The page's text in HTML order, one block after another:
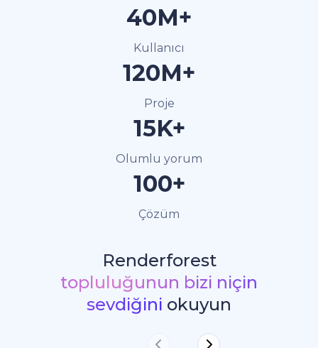
40M+
Kullanıcı
120M+
Proje
15K+
Olumlu yorum
100+
Çözüm
Renderforest
topluluğunun bizi niçin
sevdiğini okuyun